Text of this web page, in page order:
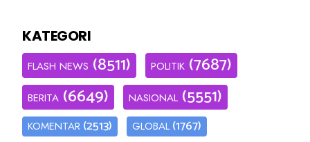
KATEGORI
FLASH NEWS (8511) POLITIK (7687)
BERITA (6649) NASIONAL (5551)
KOMENTAR (2513) GLOBAL (1767)